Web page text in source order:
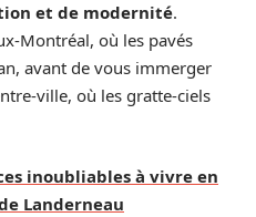
et de modernité.
Montréal, où les pavés
avant de vous immerger
ville, où les gratte-ciels
inoubliables à vivre en
Landerneau